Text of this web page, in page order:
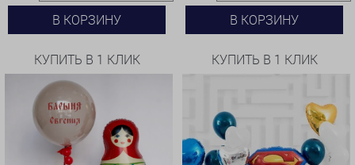
В КОРЗИНУ
КУПИТЬ В 1 КЛИК
В КОРЗИНУ
КУПИТЬ В 1 КЛИК